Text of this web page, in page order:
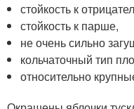
стойкость к
стойкость к парше,
не очень сильно
кольчаточный тип
относительно